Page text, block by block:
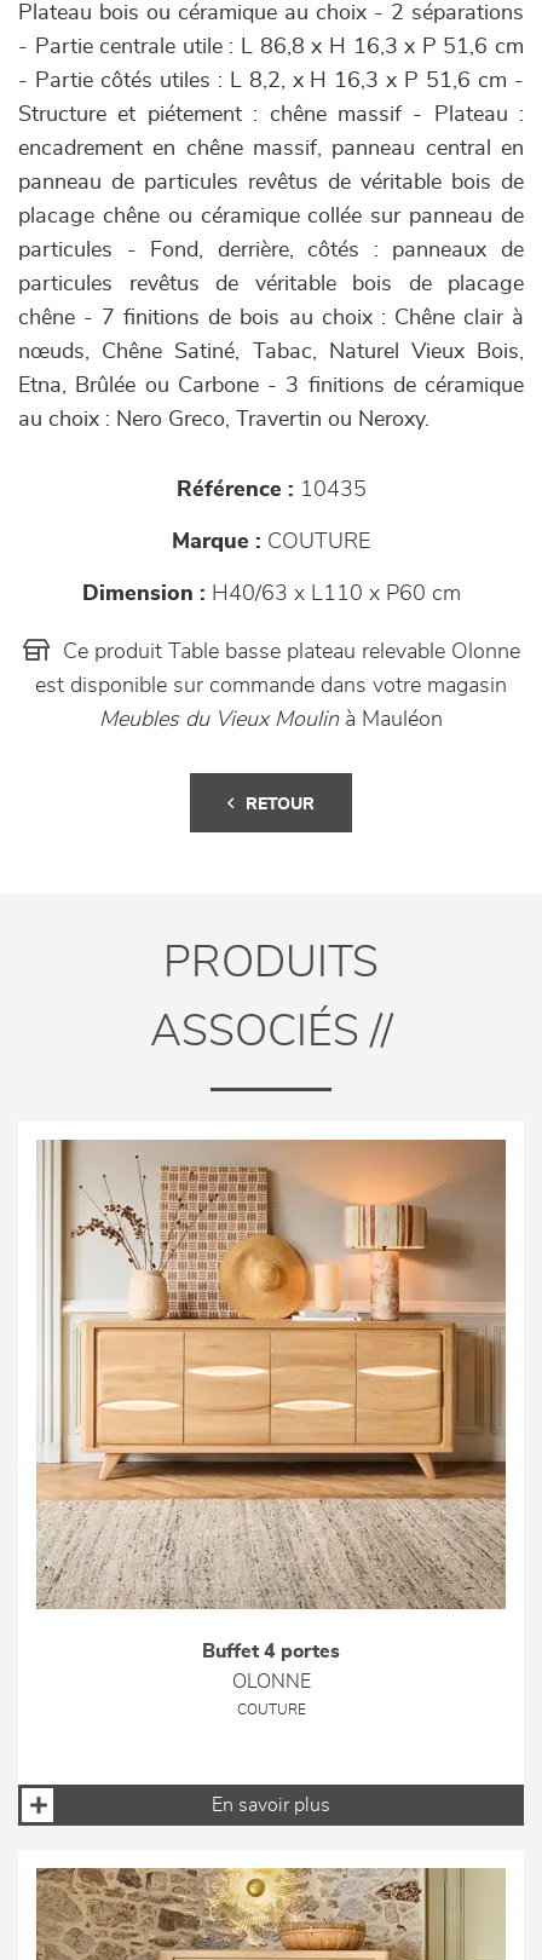
Plateau bois ou céramique au choix - 2 séparations
- Partie centrale utile : L 86,8 x H 16,3 x P 51,6 cm
- Partie côtés utiles : L 8,2, x H 16,3 x P 51,6 cm -
Structure et piétement : chêne massif - Plateau :
encadrement en chêne massif, panneau central en
panneau de particules revêtus de véritable bois de
placage chêne ou céramique collée sur panneau de
particules - Fond, derrière, côtés : panneaux de
particules revêtus de véritable bois de placage
chêne - 7 finitions de bois au choix : Chêne clair à
nœuds, Chêne Satiné, Tabac, Naturel Vieux Bois,
Etna, Brûlée ou Carbone - 3 finitions de céramique
au choix : Nero Greco, Travertin ou Neroxy.
Référence : 10435
Marque : COUTURE
Dimension : H40/63 x L110 x P60 cm
Ce produit Table basse plateau relevable Olonne
est disponible sur commande dans votre magasin
Meubles du Vieux Moulinà Mauléon
RETOUR
PRODUITS
ASSOCIÉS //
Buffet 4 portes
OLONNE
COUTURE
En savoir plus